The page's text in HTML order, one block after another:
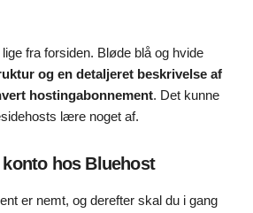
fra forsiden. Bløde blå og hvide
og en detaljeret beskrivelse af
hostingabonnement. Det kunne
lære noget af.
hos Bluehost
er nemt, og derefter skal du i gang